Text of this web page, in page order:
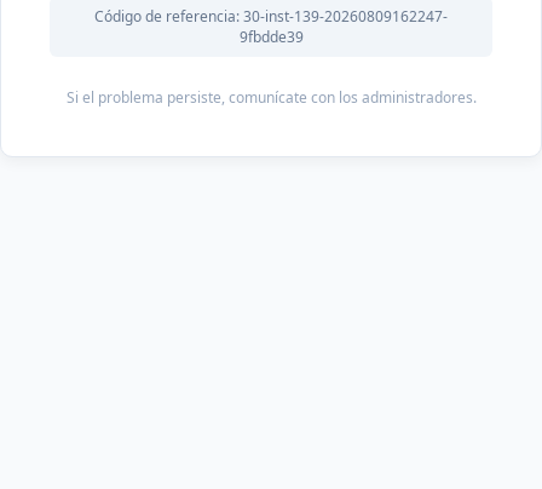
Código de referencia: 30-inst-139-20260809162247-
9fbdde39
Si el problema persiste, comunícate con los administradores.